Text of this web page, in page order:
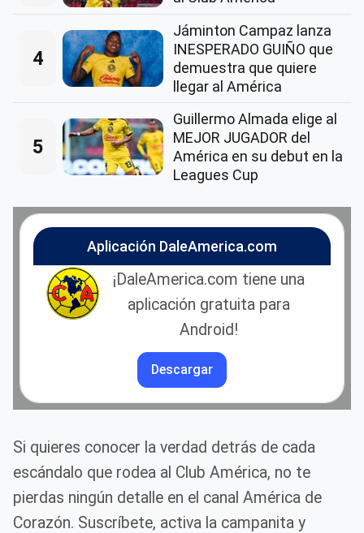
4
Jáminton Campaz lanza
INESPERADO GUIÑO que
demuestra que quiere
llegar al América
5
Guillermo Almada elige al
MEJOR JUGADOR del
América en su debut en la
Leagues Cup
Aplicación DaleAmerica.com
¡DaleAmerica.com tiene una
aplicación gratuita para
Android!
Descargar
Si quieres conocer la verdad detrás de cada
escándalo que rodea al Club América, no te
pierdas ningún detalle en el canal América de
Corazón. Suscríbete, activa la campanita y